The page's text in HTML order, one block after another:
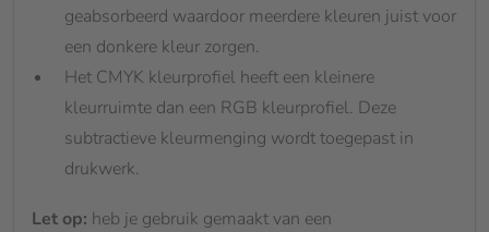
geabsorbeerd waardoor meerdere kleuren juist voor
een donkere kleur zorgen.
Het CMYK kleurprofiel heeft een kleinere
kleurruimte dan een RGB kleurprofiel. Deze
subtractieve kleurmenging wordt toegepast in
drukwerk.
Let op: heb je gebruik gemaakt van een